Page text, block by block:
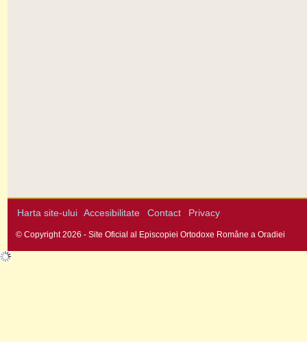
Harta site-ului Accesibilitate Contact Privacy
© Copyright 2026 - Site Oficial al Episcopiei Ortodoxe Române a Oradiei